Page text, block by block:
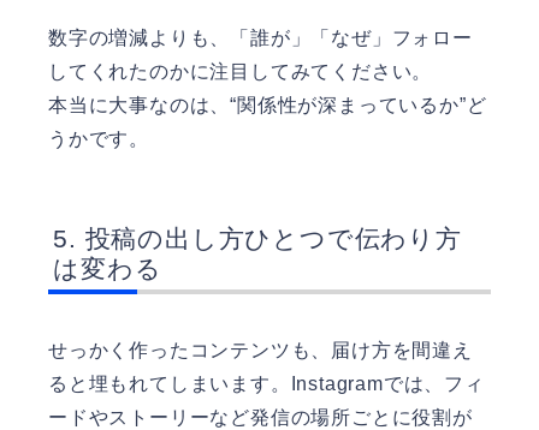
数字の増減よりも、「誰が」「なぜ」フォロー
してくれたのかに注目してみてください。
本当に大事なのは、“関係性が深まっているか”ど
うかです。
投稿の出し方ひとつで伝わり方
は変わる
せっかく作ったコンテンツも、届け方を間違え
ると埋もれてしまいます。Instagramでは、フィ
ードやストーリーなど発信の場所ごとに役割が